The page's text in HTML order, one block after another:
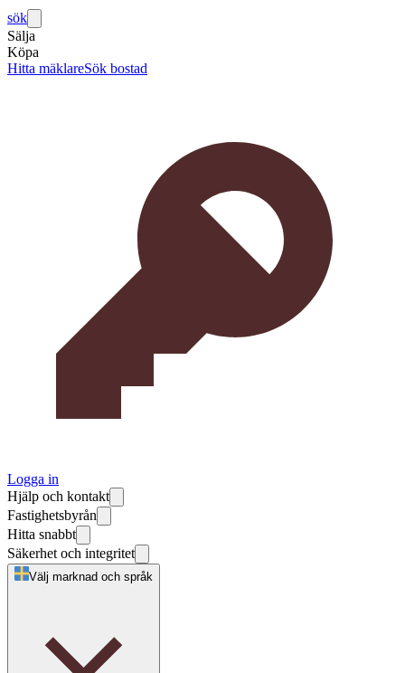
sök
Sälja
Köpa
Hitta mäklareSök bostad
Logga in
Hjälp och kontakt
Fastighetsbyrån
Hitta snabbt
Säkerhet och integritet
Välj marknad och språk